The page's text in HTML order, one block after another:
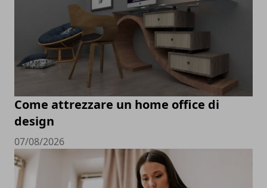
Come attrezzare un home office di
design
07/08/2026